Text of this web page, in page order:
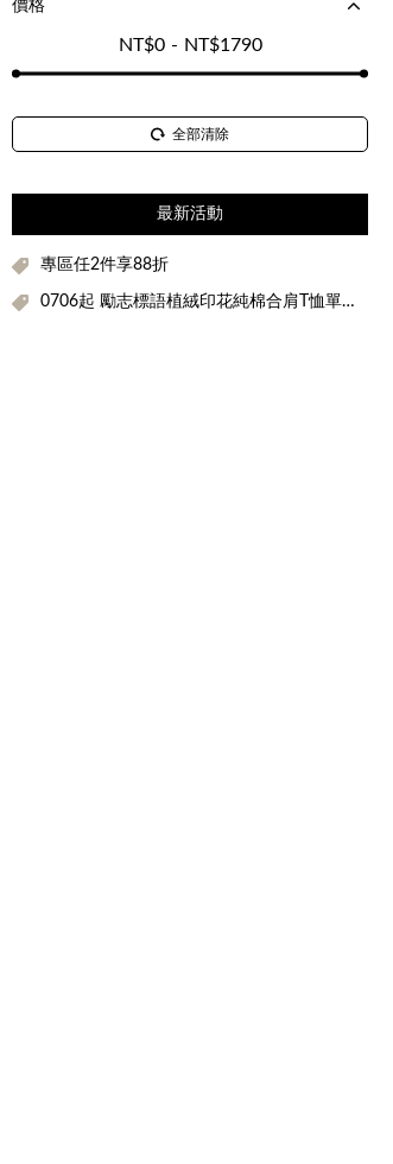
價格
NT$0 - NT$1790
全部清除
最新活動
專區任2件享88折
0706起 勵志標語植絨印花純棉合肩T恤單件折$100